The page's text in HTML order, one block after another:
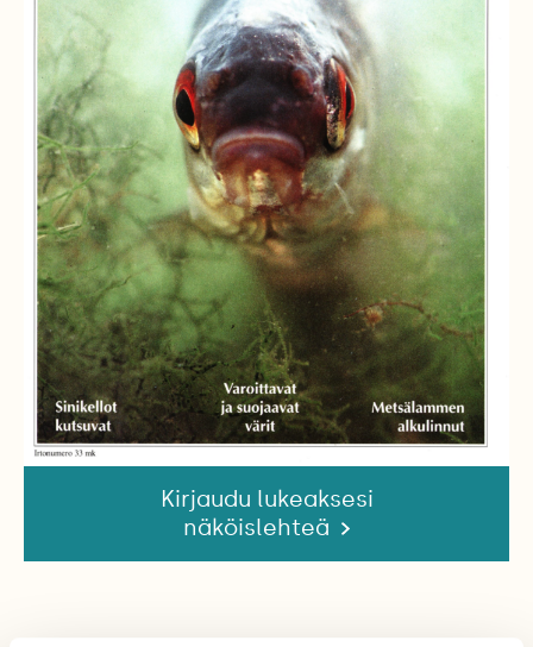
Kirjaudu lukeaksesi
näköislehteä